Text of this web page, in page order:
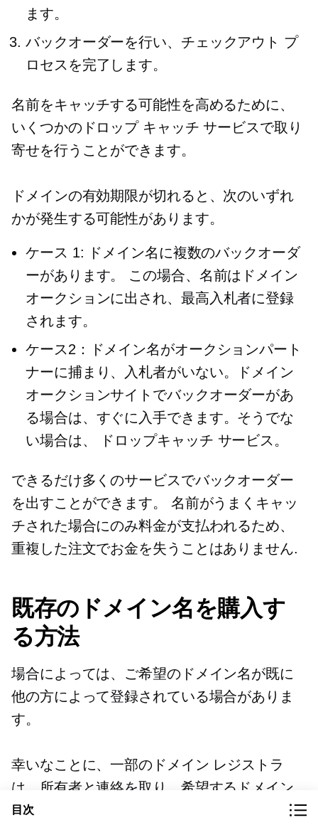
ます。
バックオーダーを行い、チェックアウト プ
ロセスを完了します。
名前をキャッチする可能性を高めるために、
いくつかのドロップ キャッチ サービスで取り
寄せを行うことができます。
ドメインの有効期限が切れると、次のいずれ
かが発生する可能性があります。
ケース 1: ドメイン名に複数のバックオーダ
ーがあります。 この場合、名前はドメイン
オークションに出され、最高入札者に登録
されます。
ケース2：ドメイン名がオークションパート
ナーに捕まり、入札者がいない。ドメイン
オークションサイトでバックオーダーがあ
る場合は、すぐに入手できます。そうでな
い場合は、
ドロップキャッチ サービス。
できるだけ多くのサービスでバックオーダー
を出すことができます。 名前がうまくキャッ
チされた場合にのみ料金が支払われるため、
重複した注文でお金を失うことはありません.
既存のドメイン名を購入す
る方法
場合によっては、ご希望のドメイン名が既に
他の方によって登録されている場合がありま
す。
幸いなことに、一部のドメイン レジストラ
は、所有者と連絡を取り、希望するドメイン
のオファーを作成するのに役立ちます。 たと
目次